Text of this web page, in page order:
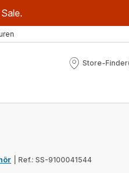
Store-Finder
Store-
Ref.: SS-9100041544